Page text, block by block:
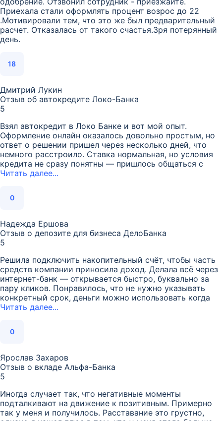
Приехала стали оформлять процент возрос до 22
.Мотивировали тем, что это же был предварительный
расчет. Отказалась от такого счастья.Зря потерянный
день.
18
Дмитрий Лукин
Отзыв об автокредите Локо-Банка
5
Взял автокредит в Локо Банке и вот мой опыт.
Оформление онлайн оказалось довольно простым, но
ответ о решении пришел через несколько дней, что
немного расстроило. Ставка нормальная, но условия
кредита не сразу понятны — пришлось общаться с
Читать далее...
0
Надежда Ершова
Отзыв о депозите для бизнеса ДелоБанка
5
Решила подключить накопительный счёт, чтобы часть
средств компании приносила доход. Делала всё через
интернет-банк — открывается быстро, буквально за
пару кликов. Понравилось, что не нужно указывать
конкретный срок, деньги можно использовать когда
Читать далее...
0
Ярослав Захаров
Отзыв о вкладе Альфа-Банка
5
Иногда случает так, что негативные моменты
подталкивают на движение к позитивным. Примерно
так у меня и получилось. Расставание это грустно,